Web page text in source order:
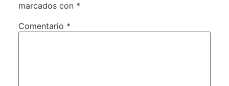
marcados con *
Comentario *